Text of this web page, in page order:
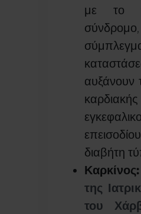
με το
αυξάνουν
διαβήτη
Καρκίνος:
της
του